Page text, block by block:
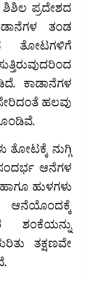
ಪ್ರದೇಶದ
ತಂಡ
ತೋಟಗಳಿಗೆ
ಕಾಡಾನೆಗಳ
ಹಲವು
ತೋಟಕ್ಕೆ ನುಗ್ಗಿ
ಆನೆಗಳ
ಹುಳಗಳು
ಆನೆಯೊಂದಕ್ಕೆ
ಶಂಕೆಯನ್ನು
ತಕ್ಷಣವೇ